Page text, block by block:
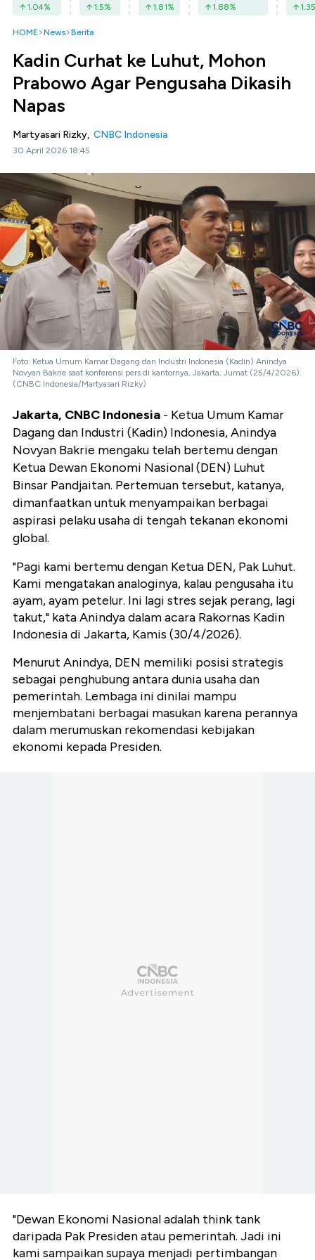
1.04% 1.5% 1.81% 1.88% 1.35
HOME News Berita
Kadin Curhat ke Luhut, Mohon
Prabowo Agar Pengusaha Dikasih
Napas
Martyasari Rizky, CNBC Indonesia
30 April 2026 18:45
Foto: Ketua Umum Kamar Dagang dan Industri Indonesia (Kadin) Anindya
Novyan Bakrie saat konferensi pers di kantornya, Jakarta, Jumat (25/4/2026).
(CNBC Indonesia/Martyasari Rizky)
Jakarta, CNBC Indonesia - Ketua Umum Kamar
Dagang dan Industri (Kadin) Indonesia, Anindya
Novyan Bakrie mengaku telah bertemu dengan
Ketua Dewan Ekonomi Nasional (DEN) Luhut
Binsar Pandjaitan. Pertemuan tersebut, katanya,
dimanfaatkan untuk menyampaikan berbagai
aspirasi pelaku usaha di tengah tekanan ekonomi
global.
"Pagi kami bertemu dengan Ketua DEN, Pak Luhut.
Kami mengatakan analoginya, kalau pengusaha itu
ayam, ayam petelur. Ini lagi stres sejak perang, lagi
takut," kata Anindya dalam acara Rakornas Kadin
Indonesia di Jakarta, Kamis (30/4/2026).
Menurut Anindya, DEN memiliki posisi strategis
sebagai penghubung antara dunia usaha dan
pemerintah. Lembaga ini dinilai mampu
menjembatani berbagai masukan karena perannya
dalam merumuskan rekomendasi kebijakan
ekonomi kepada Presiden.
"Dewan Ekonomi Nasional adalah think tank
daripada Pak Presiden atau pemerintah. Jadi ini
kami sampaikan supaya menjadi pertimbangan